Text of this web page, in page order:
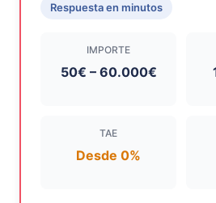
Respuesta en minutos
IMPORTE
50€ – 60.000€
TAE
Desde 0%